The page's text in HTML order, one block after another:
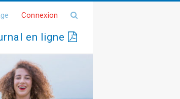
Connexion
en ligne